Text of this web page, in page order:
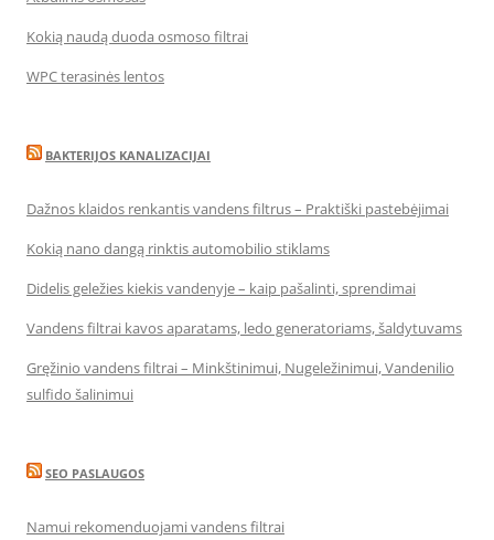
Kokią naudą duoda osmoso filtrai
WPC terasinės lentos
BAKTERIJOS KANALIZACIJAI
Dažnos klaidos renkantis vandens filtrus – Praktiški pastebėjimai
Kokią nano dangą rinktis automobilio stiklams
Didelis geležies kiekis vandenyje – kaip pašalinti, sprendimai
Vandens filtrai kavos aparatams, ledo generatoriams, šaldytuvams
Gręžinio vandens filtrai – Minkštinimui, Nugeležinimui, Vandenilio
sulfido šalinimui
SEO PASLAUGOS
Namui rekomenduojami vandens filtrai